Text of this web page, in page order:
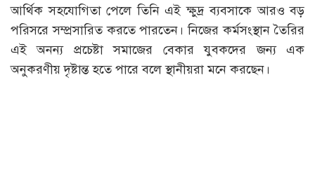
আর্থিক সহযোগিতা পেলে তিনি এই ক্ষুদ্র ব্যবসাকে আরও বড়
পরিসরে সম্প্রসারিত করতে পারতেন। নিজের কর্মসংস্থান তৈরির
এই অনন্য প্রচেষ্টা সমাজের বেকার যুবকদের জন্য এক
অনুকরণীয় দৃষ্টান্ত হতে পারে বলে স্থানীয়রা মনে করছেন।